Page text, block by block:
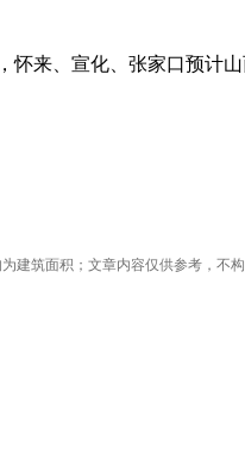
怀来、宣化、张家口预计
建筑面积；文章内容仅供参考，不构